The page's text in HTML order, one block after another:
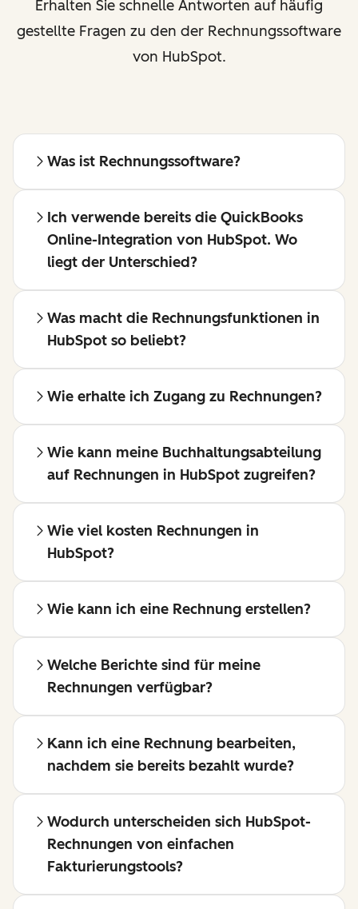
Erhalten Sie schnelle Antworten auf häufig
gestellte Fragen zu den der Rechnungssoftware
von HubSpot.
Was ist Rechnungssoftware?
Ich verwende bereits die QuickBooks
Online-Integration von HubSpot. Wo
liegt der Unterschied?
Was macht die Rechnungsfunktionen in
HubSpot so beliebt?
Wie erhalte ich Zugang zu Rechnungen?
Wie kann meine Buchhaltungsabteilung
auf Rechnungen in HubSpot zugreifen?
Wie viel kosten Rechnungen in
HubSpot?
Wie kann ich eine Rechnung erstellen?
Welche Berichte sind für meine
Rechnungen verfügbar?
Kann ich eine Rechnung bearbeiten,
nachdem sie bereits bezahlt wurde?
Wodurch unterscheiden sich HubSpot-
Rechnungen von einfachen
Fakturierungstools?